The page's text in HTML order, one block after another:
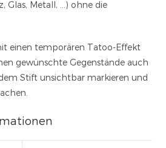
Glas, Metall, …) ohne die
einen temporären Tatoo-Effekt
gewünschte Gegenstände auch
Stift unsichtbar markieren und